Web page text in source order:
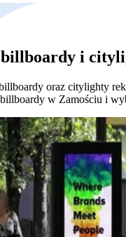
billboardy i
oraz citylighty
w Zamościu i